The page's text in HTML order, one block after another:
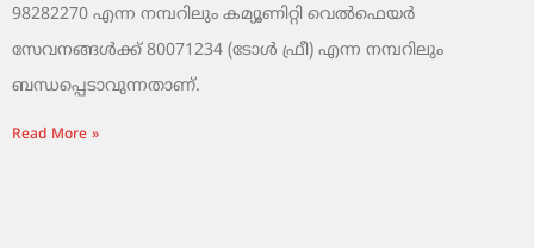
98282270 എന്ന നമ്പറിലും കമ്യൂണിറ്റി വെൽഫെയർ
സേവനങ്ങൾക്ക് 80071234 (ടോൾ ഫ്രീ) എന്ന നമ്പറിലും
ബന്ധപ്പെടാവുന്നതാണ്.
Read More »